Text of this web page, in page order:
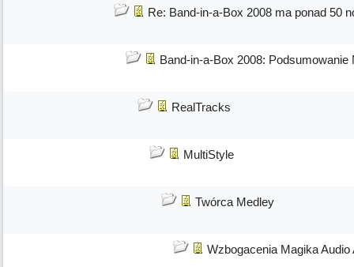
Re: Band-in-a-Box 2008 ma ponad 50
Band-in-a-Box 2008: Podsumowanie
RealTracks
MultiStyle
Twórca Medley
Wzbogacenia Magika Audio